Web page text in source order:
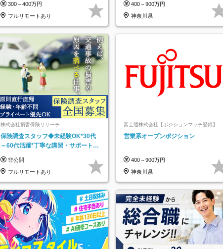
300～400万円
フルリモートあり
400～900万円
神奈川県
株式会社損害保険リサーチ
保険調査スタッフ◆未経験OK*30代
～60代活躍*丁寧な講習・サポートあ
託
非公開
フルリモートあり
富士通株式会社【ポジションマッチ登録】
営業系オープンポジション
400～900万円
神奈川県